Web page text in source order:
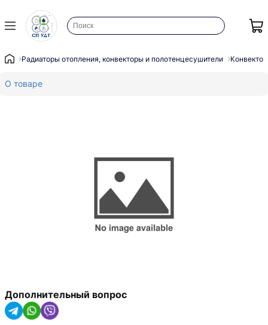
Радиаторы отопления, конвекторы и полотенцесушители
О товаре
Дополнительный вопрос